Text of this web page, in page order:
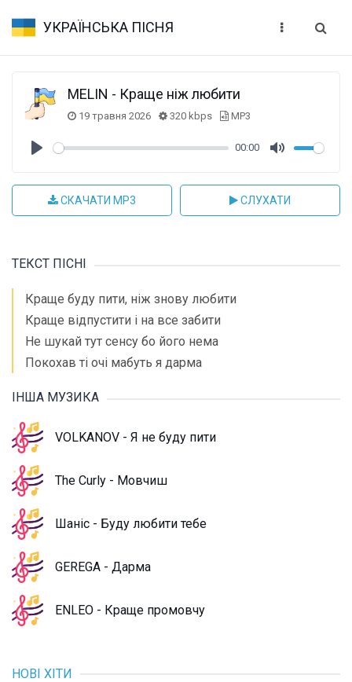
УКРАЇНСЬКА ПІСНЯ
MELIN - Краще ніж любити
19 травня 2026 320 kbps MP3
00:00
СКАЧАТИ MP3 СЛУХАТИ
ТЕКСТ ПІСНІ
Краще буду пити, ніж знову любити
Краще відпустити і на все забити
Не шукай тут сенсу бо його нема
Покохав ті очі мабуть я дарма
ІНША МУЗИКА
VOLKANOV - Я не буду пити
The Curly - Мовчиш
Шаніс - Буду любити тебе
GEREGA - Дарма
ENLEO - Краще промовчу
НОВІ ХІТИ